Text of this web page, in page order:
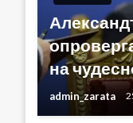
на
admin_zarata